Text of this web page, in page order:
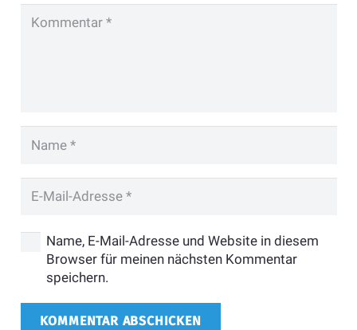
Name, E-Mail-Adresse und Website in diesem
Browser für meinen nächsten Kommentar
speichern.
KOMMENTAR ABSCHICKEN